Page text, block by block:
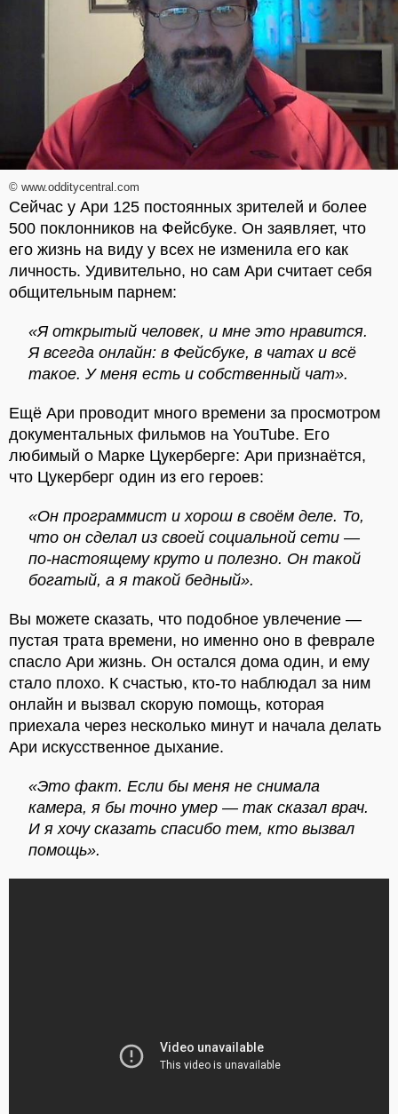
© www.odditycentral.com
Сейчас у Ари 125 постоянных зрителей и более
500 поклонников на Фейсбуке. Он заявляет, что
его жизнь на виду у всех не изменила его как
личность. Удивительно, но сам Ари считает себя
общительным парнем:
«Я открытый человек, и мне это нравится.
Я всегда онлайн: в Фейсбуке, в чатах и всё
такое. У меня есть и собственный чат».
Ещё Ари проводит много времени за просмотром
документальных фильмов на YouTube. Его
любимый о Марке Цукерберге: Ари признаётся,
что Цукерберг один из его героев:
«Он программист и хорош в своём деле. То,
что он сделал из своей социальной сети —
по-настоящему круто и полезно. Он такой
богатый, а я такой бедный».
Вы можете сказать, что подобное увлечение —
пустая трата времени, но именно оно в феврале
спасло Ари жизнь. Он остался дома один, и ему
стало плохо. К счастью, кто-то наблюдал за ним
онлайн и вызвал скорую помощь, которая
приехала через несколько минут и начала делать
Ари искусственное дыхание.
«Это факт. Если бы меня не снимала
камера, я бы точно умер — так сказал врач.
И я хочу сказать спасибо тем, кто вызвал
помощь».